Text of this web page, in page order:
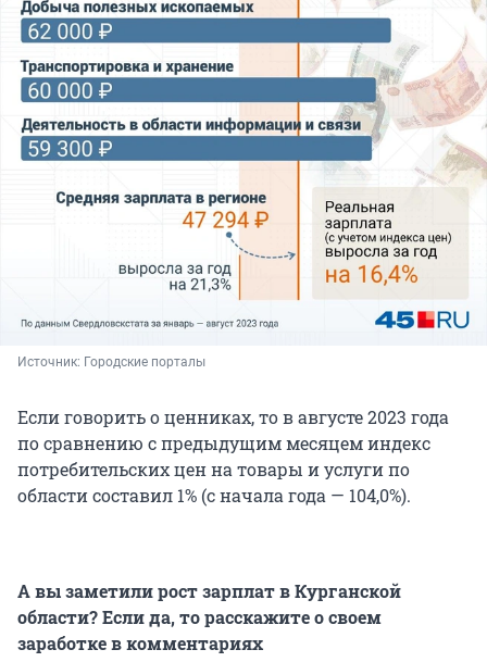
Источник: Городские порталы
Если говорить о ценниках, то в августе 2023 года
по сравнению с предыдущим месяцем индекс
потребительских цен на товары и услуги по
области составил 1% (с начала года — 104,0%).
А вы заметили рост зарплат в Курганской
области? Если да, то расскажите о своем
заработке в комментариях